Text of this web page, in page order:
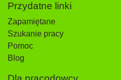
Przydatne linki
Zapamiętane
Szukanie pracy
Pomoc
Blog